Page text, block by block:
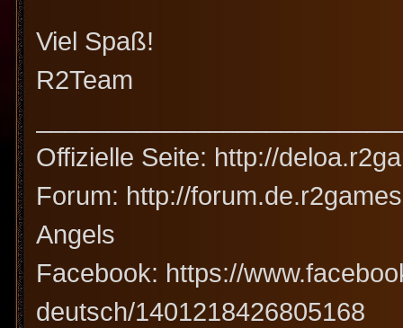
Viel Spaß!
R2Team
Offizielle Seite: http://
Forum: http://
Angels
Facebook: https://
deutsch/1401218426805168